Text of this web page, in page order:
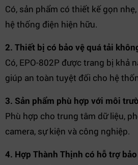
Có, sản phẩm có thiết kế gọn
hệ thống điện hiện hữu.
2. Thiết bị có bảo vệ quá tải
Có, EPO-802P được trang bị khả
giúp an toàn tuyệt đối cho hệ
3. Sản phẩm phù hợp với môi
Phù hợp cho trung tâm dữ liệu,
camera, sự kiện và công nghiệp.
4. Hợp Thành Thịnh có hỗ trợ